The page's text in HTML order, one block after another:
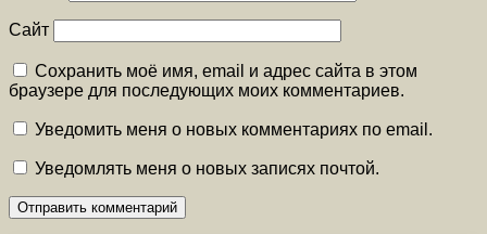
Сайт
Сохранить моё имя, email и адрес сайта в этом
браузере для последующих моих комментариев.
Уведомить меня о новых комментариях по email.
Уведомлять меня о новых записях почтой.